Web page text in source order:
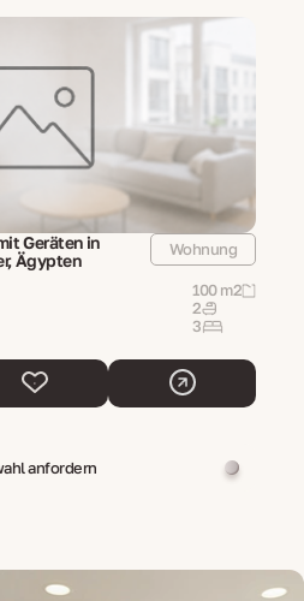
Geräten in
Ägypten
Wohnung
100 m2
2
3
anfordern